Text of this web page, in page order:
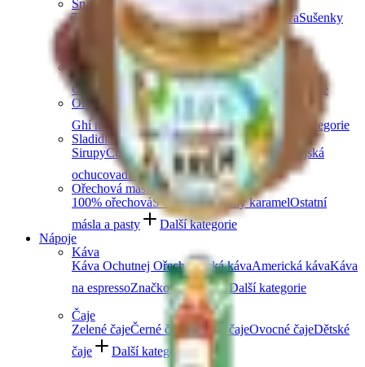
Snacky
Tyčinky
CrackeryBezlepkové křupkyChalvaSušenky
Další kategorie
Obiloviny a luštěniny
Čočka
BulgurKuskusTěstoviny
Další kategorie
Oleje a másla
Ghí máslo
KokosovéSpeciální oleje
Další kategorie
Sladidla a dochucovadla
SirupyCukry a alternativní sladidlaKoření
Asijská
ochucovadla
Další kategorie
Ořechová másla
100% ořechováS čokoládouSlaný karamelOstatní
másla a pasty
Další kategorie
Nápoje
Káva
Káva Ochutnej OřechAfrická kávaAmerická kávaKáva
na espressoZnačková káva
Další kategorie
Čaje
Zelené čajeČerné čaje Bylinné čajeOvocné čajeDětské
čaje
Další kategorie